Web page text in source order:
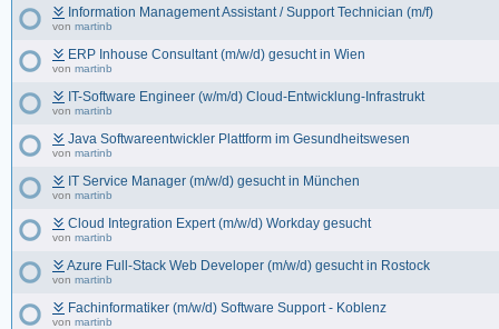
Information Management Assistant / Support Technician (m/f)
von martinb
ERP Inhouse Consultant (m/w/d) gesucht in Wien
von martinb
IT-Software Engineer (w/m/d) Cloud-Entwicklung-Infrastrukt
von martinb
Java Softwareentwickler Plattform im Gesundheitswesen
von martinb
IT Service Manager (m/w/d) gesucht in München
von martinb
Cloud Integration Expert (m/w/d) Workday gesucht
von martinb
Azure Full-Stack Web Developer (m/w/d) gesucht in Rostock
von martinb
Fachinformatiker (m/w/d) Software Support - Koblenz
von martinb